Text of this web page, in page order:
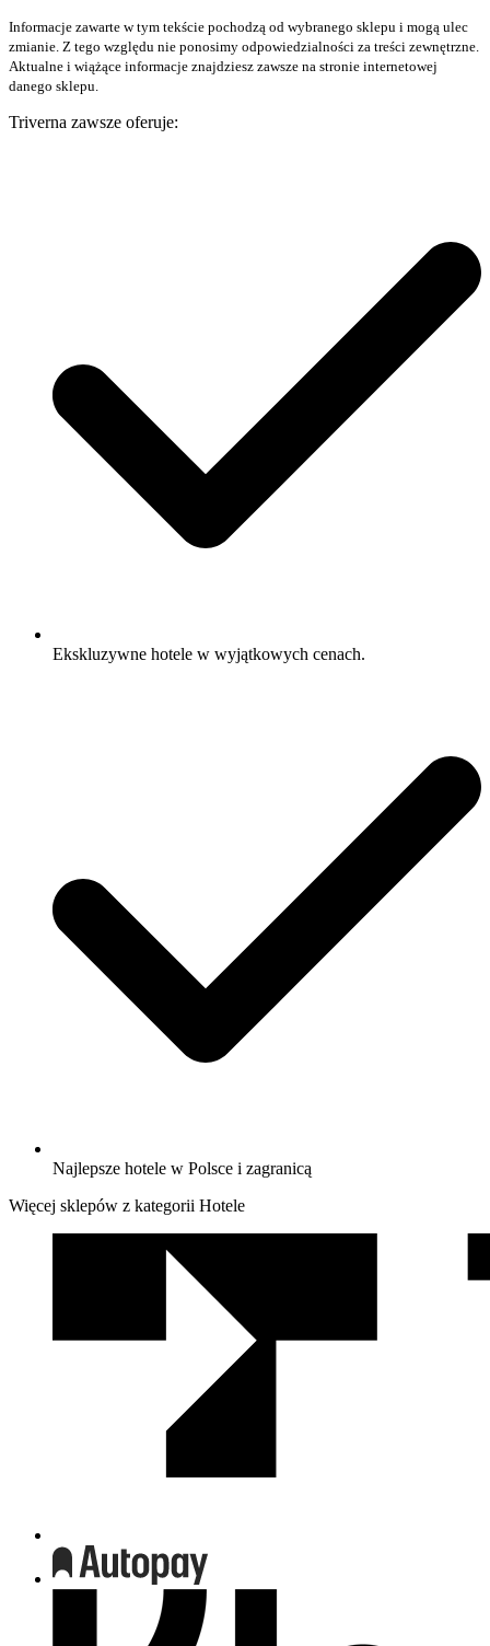
Informacje zawarte w tym tekście pochodzą od wybranego sklepu i mogą ulec
zmianie. Z tego względu nie ponosimy odpowiedzialności za treści zewnętrzne.
Aktualne i wiążące informacje znajdziesz zawsze na stronie internetowej
danego sklepu.
Triverna zawsze oferuje:
Ekskluzywne hotele w wyjątkowych cenach.
Najlepsze hotele w Polsce i zagranicą
Więcej sklepów z kategorii Hotele